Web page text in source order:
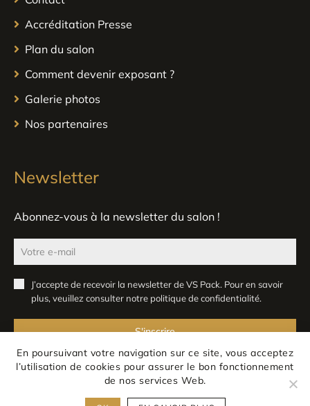
Accréditation Presse
Plan du salon
Comment devenir exposant ?
Galerie photos
Nos partenaires
Newsletter
Abonnez-vous à la newsletter du salon !
J’accepte de recevoir la newsletter de VS Pack. Pour en savoir
plus, veuillez consulter notre politique de confidentialité.
S'inscrire
Mentions légales
Confidentialité
En poursuivant votre navigation sur ce site, vous acceptez
l’utilisation de cookies pour assurer le bon fonctionnement
de nos services Web.